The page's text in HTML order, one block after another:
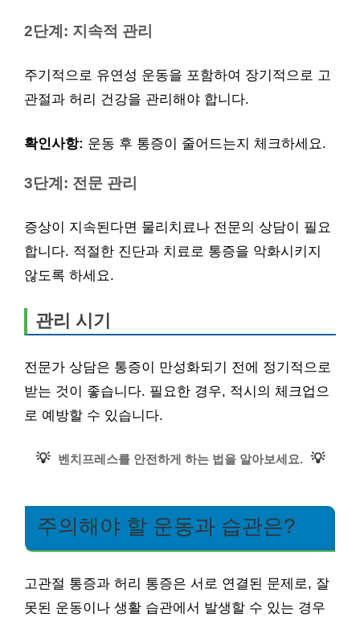
2단계: 지속적 관리
주기적으로 유연성 운동을 포함하여 장기적으로 고
관절과 허리 건강을 관리해야 합니다.
확인사항: 운동 후 통증이 줄어드는지 체크하세요.
3단계: 전문 관리
증상이 지속된다면 물리치료나 전문의 상담이 필요
합니다. 적절한 진단과 치료로 통증을 악화시키지
않도록 하세요.
관리 시기
전문가 상담은 통증이 만성화되기 전에 정기적으로
받는 것이 좋습니다. 필요한 경우, 적시의 체크업으
로 예방할 수 있습니다.
💡 벤치프레스를 안전하게 하는 법을 알아보세요. 💡
주의해야 할 운동과 습관은?
고관절 통증과 허리 통증은 서로 연결된 문제로, 잘
못된 운동이나 생활 습관에서 발생할 수 있는 경우